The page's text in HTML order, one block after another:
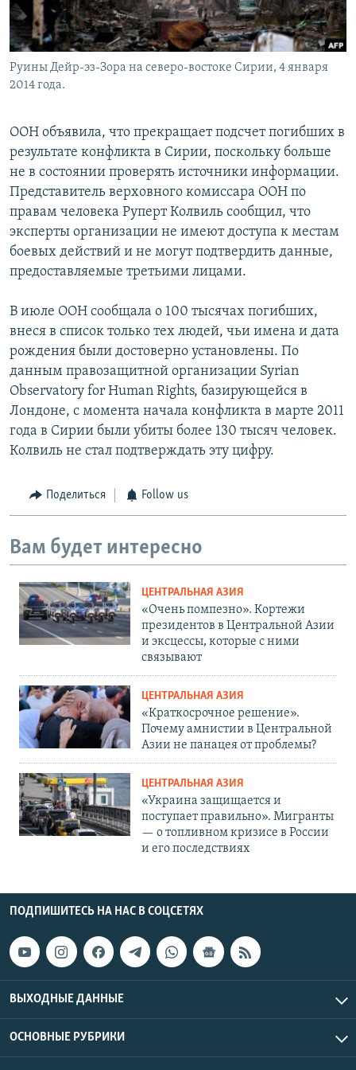
Руины Дейр-эз-Зора на северо-востоке Сирии, 4 января
2014 года.
ООН объявила, что прекращает подсчет погибших в
результате конфликта в Сирии, поскольку больше
не в состоянии проверять источники информации.
Представитель верховного комиссара ООН по
правам человека Руперт Колвиль сообщил, что
эксперты организации не имеют доступа к местам
боевых действий и не могут подтвердить данные,
предоставляемые третьими лицами.
В июле ООН сообщала о 100 тысячах погибших,
внеся в список только тех людей, чьи имена и дата
рождения были достоверно установлены. По
данным правозащитной организации Syrian
Observatory for Human Rights, базирующейся в
Лондоне, с момента начала конфликта в марте 2011
года в Сирии были убиты более 130 тысяч человек.
Колвиль не стал подтверждать эту цифру.
Поделиться Follow us
Вам будет интересно
ЦЕНТРАЛЬНАЯ АЗИЯ
«Очень помпезно». Кортежи
президентов в Центральной Азии
и эксцессы, которые с ними
связывают
ЦЕНТРАЛЬНАЯ АЗИЯ
«Краткосрочное решение».
Почему амнистии в Центральной
Азии не панацея от проблемы?
ЦЕНТРАЛЬНАЯ АЗИЯ
«Украина защищается и
поступает правильно». Мигранты
— о топливном кризисе в России
и его последствиях
ПОДПИШИТЕСЬ НА НАС В СОЦСЕТЯХ
ВЫХОДНЫЕ ДАННЫЕ
ОСНОВНЫЕ РУБРИКИ